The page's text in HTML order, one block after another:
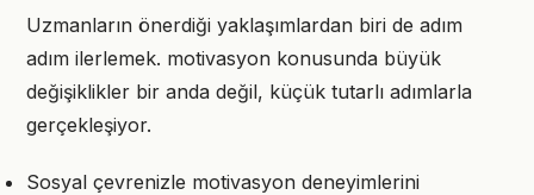
Uzmanların önerdiği yaklaşımlardan biri de adım
adım ilerlemek. motivasyon konusunda büyük
değişiklikler bir anda değil, küçük tutarlı adımlarla
gerçekleşiyor.
Sosyal çevrenizle motivasyon deneyimlerini